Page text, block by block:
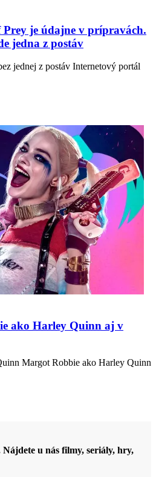
je údajne v prípravách.
jedna z postáv
jednej z postáv Internetový portál
ako Harley Quinn aj v
Margot Robbie ako Harley Quinn
u nás filmy, seriály, hry,